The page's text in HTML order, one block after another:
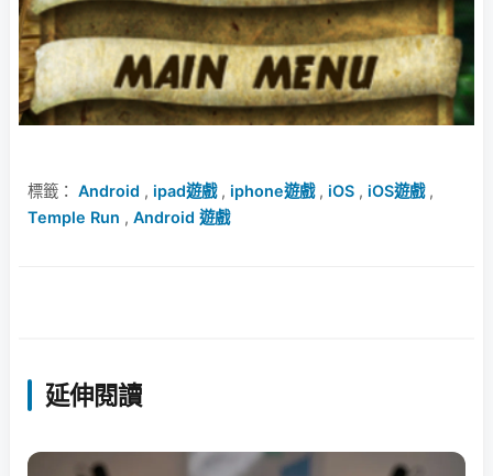
標籤： Android , ipad遊戲, iphone遊戲, iOS , iOS遊戲,
Temple Run , Android 遊戲
延伸閱讀